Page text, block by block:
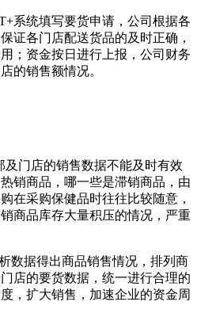
系统填写要货申请，公司根据各
证各门店配送货品的及时正确，
；资金按日进行上报，公司财务
的销售额情况。
及门店的销售数据不能及时有效
销商品，哪一些是滞销商品，由
在采购保健品时往往比较随意，
商品库存大量积压的情况，严重
数据得出商品销售情况，排列商
店的要货数据，统一进行合理的
，扩大销售，加速企业的资金周